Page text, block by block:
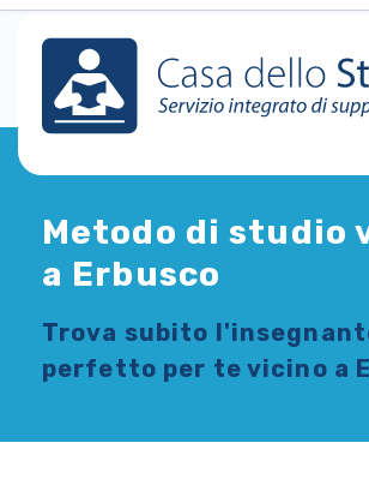
Metodo di studio
a Erbusco
Trova subito l'
perfetto per te vicino a